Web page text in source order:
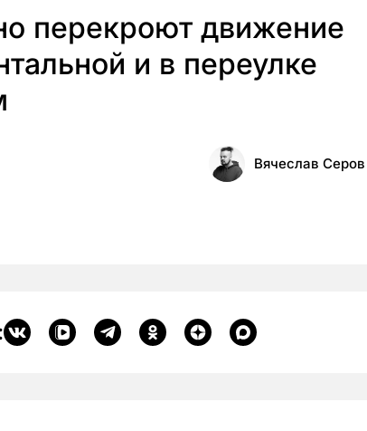
перекроют движение
и в переулке
Вячеслав Серов